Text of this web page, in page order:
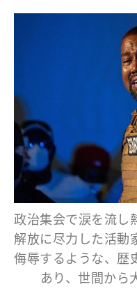
政治集会で涙を流し
解放に尽力した活動
侮辱するような、歴
あり、世間から